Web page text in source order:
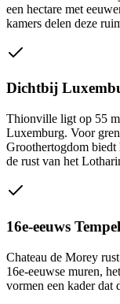
een hectare met
kamers delen deze
Dichtbij
Thionville ligt op 55
Luxemburg. Voor
Groothertogdom biedt
de rust van het
16e-eeuws
Chateau de Morey
16e-eeuwse muren,
vormen een kader dat